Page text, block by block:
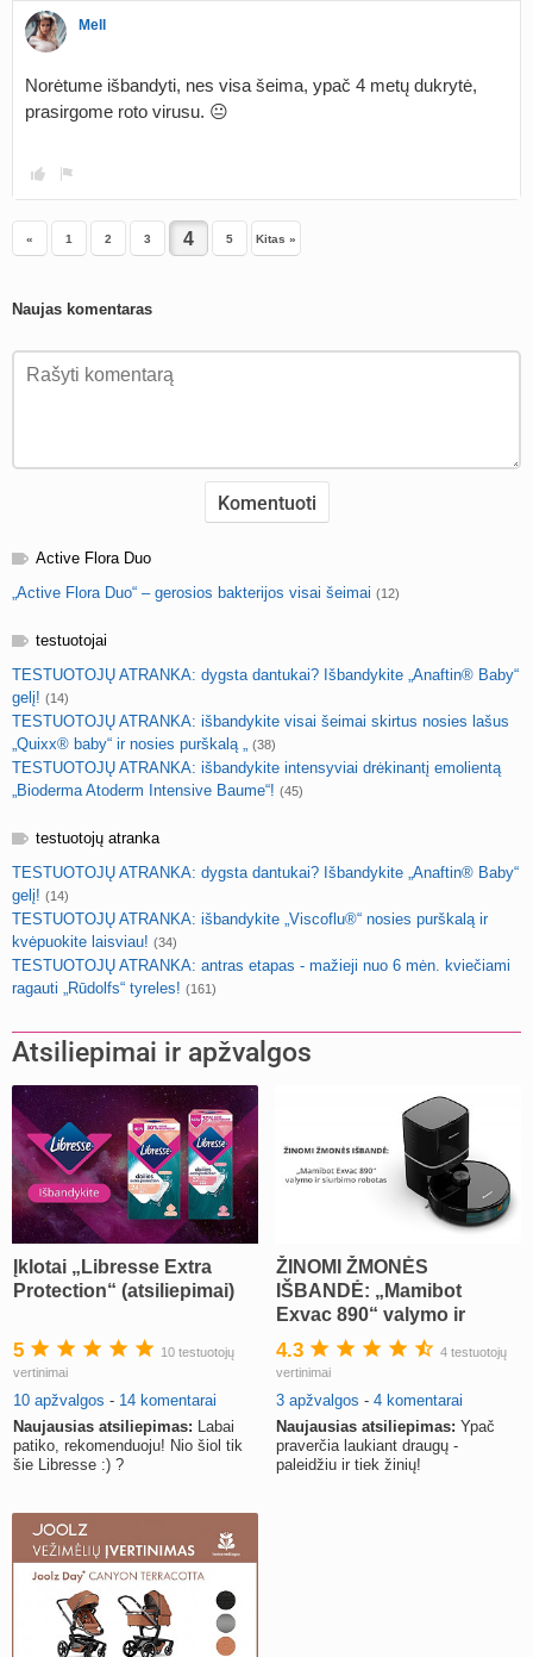
Mell
Norėtume išbandyti, nes visa šeima, ypač 4 metų dukrytė,
prasirgome roto virusu. 😐
« 1 2 3 5 Kitas »
Naujas komentaras
Active Flora Duo
„Active Flora Duo“ – gerosios bakterijos visai šeimai (12)
testuotojai
TESTUOTOJŲ ATRANKA: dygsta dantukai? Išbandykite „Anaftin® Baby“
gelį! (14)
TESTUOTOJŲ ATRANKA: išbandykite visai šeimai skirtus nosies lašus
„Quixx® baby“ ir nosies purškalą „ (38)
TESTUOTOJŲ ATRANKA: išbandykite intensyviai drėkinantį emolientą
„Bioderma Atoderm Intensive Baume“! (45)
testuotojų atranka
TESTUOTOJŲ ATRANKA: dygsta dantukai? Išbandykite „Anaftin® Baby“
gelį! (14)
TESTUOTOJŲ ATRANKA: išbandykite „Viscoflu®“ nosies purškalą ir
kvėpuokite laisviau! (34)
TESTUOTOJŲ ATRANKA: antras etapas - mažieji nuo 6 mėn. kviečiami
ragauti „Rūdolfs“ tyreles! (161)
Atsiliepimai ir apžvalgos
Įklotai „Libresse Extra
Protection“ (atsiliepimai)
5
10 testuotojų
vertinimai
10 apžvalgos - 14 komentarai
Naujausias atsiliepimas: Labai
patiko, rekomenduoju! Nio šiol tik
šie Libresse :) ?
ŽINOMI ŽMONĖS
IŠBANDĖ: „Mamibot
Exvac 890“ valymo ir
siurbimo robotas
4.3
4 testuotojų
vertinimai
3 apžvalgos - 4 komentarai
Naujausias atsiliepimas: Ypač
praverčia laukiant draugų -
paleidžiu ir tiek žinių!